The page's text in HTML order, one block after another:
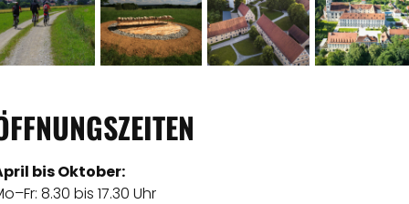
bis Oktober:
8.30 bis 17.30 Uhr